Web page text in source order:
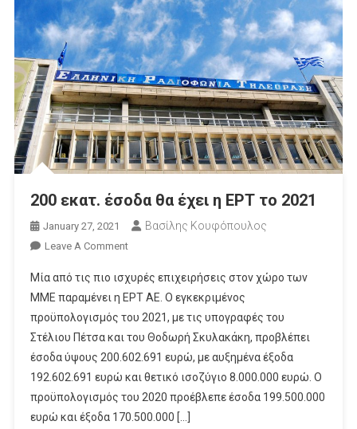
200 εκατ. έσοδα θα έχει η ΕΡΤ το 2021
January 27, 2021 Βασίλης Κουφόπουλος
Leave A CommentOn
Εκατ.
Έσοδα
Θα
Έχει
Η
ΕΡΤ
2021
Μία από τις πιο ισχυρές επιχειρήσεις στον χώρο των
ΜΜΕ παραμένει η ΕΡΤ ΑΕ. Ο εγκεκριμένος
προϋπολογισμός του 2021, με τις υπογραφές του
Στέλιου Πέτσα και του Θοδωρή Σκυλακάκη, προβλέπει
έσοδα ύψους 200.602.691 ευρώ, με αυξημένα έξοδα
192.602.691 ευρώ και θετικό ισοζύγιο 8.000.000 ευρώ. Ο
προϋπολογισμός του 2020 προέβλεπε έσοδα 199.500.000
ευρώ και έξοδα 170.500.000 […]